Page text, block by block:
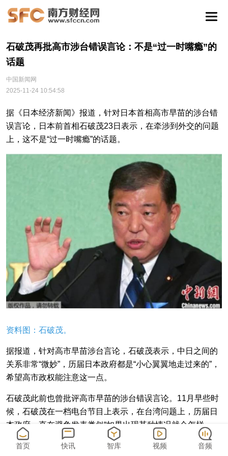
石破茂再批高市涉台错误言论：不是“过一时嘴瘾”的
话题
中国新闻网
2025-11-24 10:54:58
据《日本经济新闻》报道，针对日本首相高市早苗的涉台错
误言论，日本前首相石破茂23日表示，在牵涉到外交的问题
上，这不是“过一时嘴瘾”的话题。
资料图：石破茂。
据报道，针对高市早苗涉台言论，石破茂表示，中日之间的
关系非常“微妙”，历届日本政府都是“小心翼翼地走过来的”，
希望高市政权能注意这一点。
石破茂此前也曾批评高市早苗的涉台错误言论。11月早些时
候，石破茂在一档电台节目上表示，在台湾问题上，历届日
本政府一直在避免发表类似“如果出现某种情况就会怎样
做”这种决定性言论。
首页 快讯 智库 视频 音频